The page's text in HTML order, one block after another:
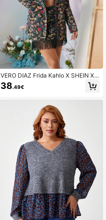
VERO DIAZ Frida Kahlo X SHEIN X
Designer Business Casual Blomster
- og sommerfugleprint Reverskrave
38.49€